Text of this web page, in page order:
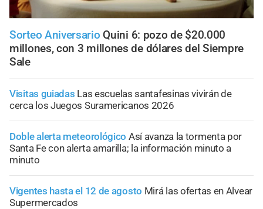
Sorteo Aniversario Quini 6: pozo de $20.000
millones, con 3 millones de dólares del Siempre
Sale
Visitas guiadas Las escuelas santafesinas vivirán de
cerca los Juegos Suramericanos 2026
Doble alerta meteorológico Así avanza la tormenta por
Santa Fe con alerta amarilla; la información minuto a
minuto
Vigentes hasta el 12 de agosto Mirá las ofertas en Alvear
Supermercados